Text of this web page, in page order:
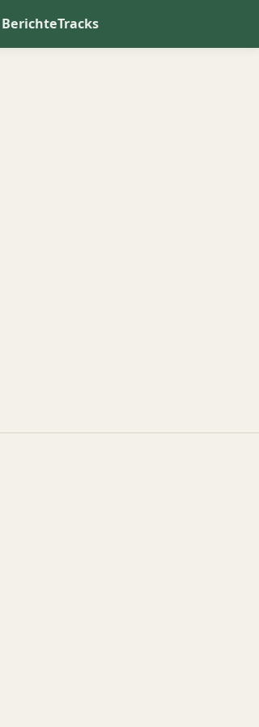
BerichteTracks